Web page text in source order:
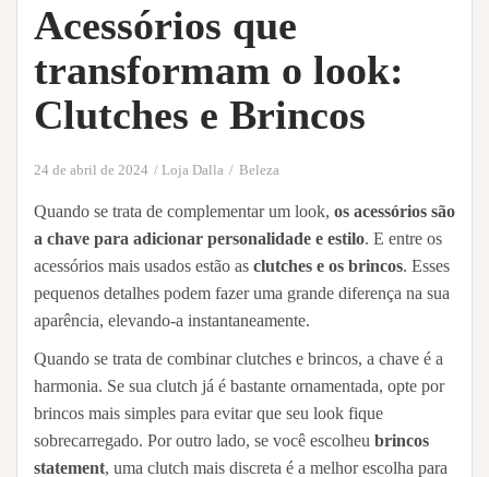
Acessórios que
transformam o look:
Clutches e Brincos
24 de abril de 2024 Loja Dalla Beleza
Quando se trata de complementar um look, os acessórios são
a chave para adicionar personalidade e estilo. E entre os
acessórios mais usados estão as clutches e os brincos. Esses
pequenos detalhes podem fazer uma grande diferença na sua
aparência, elevando-a instantaneamente.
Quando se trata de combinar clutches e brincos, a chave é a
harmonia. Se sua clutch já é bastante ornamentada, opte por
brincos mais simples para evitar que seu look fique
sobrecarregado. Por outro lado, se você escolheu brincos
statement, uma clutch mais discreta é a melhor escolha para